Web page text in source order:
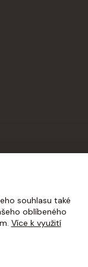
čekat.
souhlasu také
oblíbeného
Více k využití